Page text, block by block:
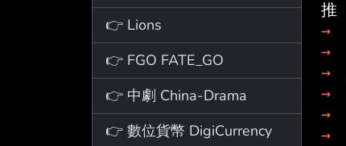
👉 Lions
👉 FGO FATE_GO
👉 中劇 China-Drama
👉 數位貨幣 DigiCurrency
推
→
→
→
→
→
→